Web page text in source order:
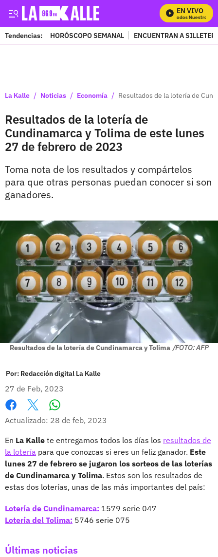
EN VIVO
Mira Todos Nuestros
Tendencias: HORÓSCOPO SEMANAL ENCUENTRAN A
La Kalle / Noticias / Economía / Resultados de la lotería de
Resultados de la lotería de
Cundinamarca y Tolima de este lunes
27 de febrero de 2023
Toma nota de los resultados y compártelos
para que otras personas puedan conocer si son
ganadores.
Resultados de la lotería de Cundinamarca y Tolima /FOTO: AFP
Por: Redacción digital La Kalle
27 de Feb, 2023
Facebook
X
Actualizado: 28 de feb, 2023
En La Kalle te entregamos todos los días los resultados de
la lotería para que conozcas si eres un feliz ganador. Este
lunes 27 de febrero se jugaron los sorteos de las loterías
de Cundinamarca y Tolima. Estos son los resultados de
estas dos loterías, unas de las más importantes del país:
Lotería de Cundinamarca: 1579 serie 047
Lotería del Tolima: 5746 serie 075
Últimas noticias